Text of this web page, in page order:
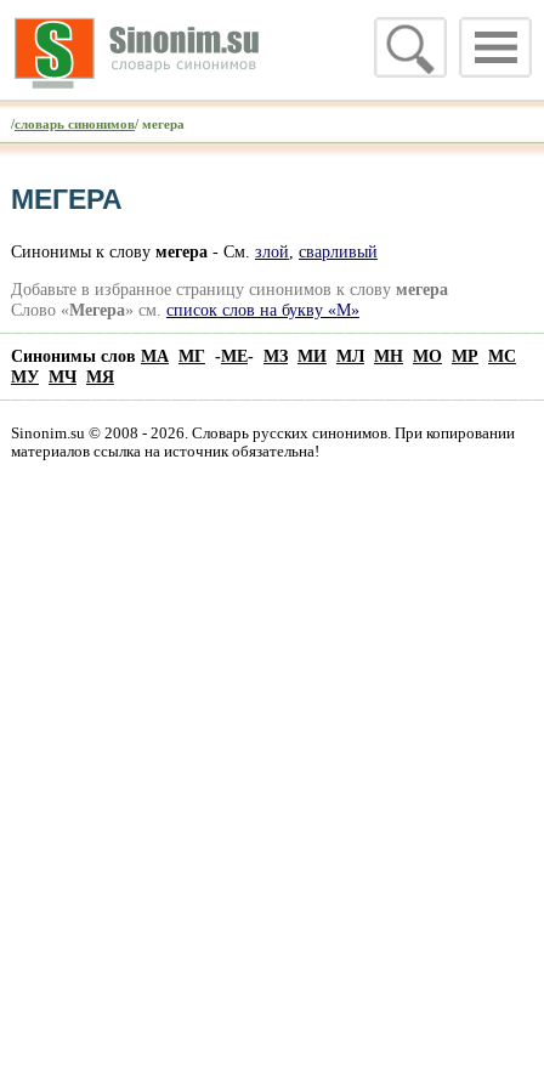
/словарь синонимов/ мегера
МЕГЕРА
Синонимы к слову мегера- См. злой сварливый
Добавьте в избранное страницу синонимов к слову мегера
Слово «Мегера» см. список слов на букву «М»
Синонимы слов МА МГ-МЕ- МЗ МИ МЛ МН МО МР МС
МУ МЧ МЯ
Sinonim.su © 2008 - 2026. Словарь русских синонимов. При копировании
материалов ссылка на источник обязательна!